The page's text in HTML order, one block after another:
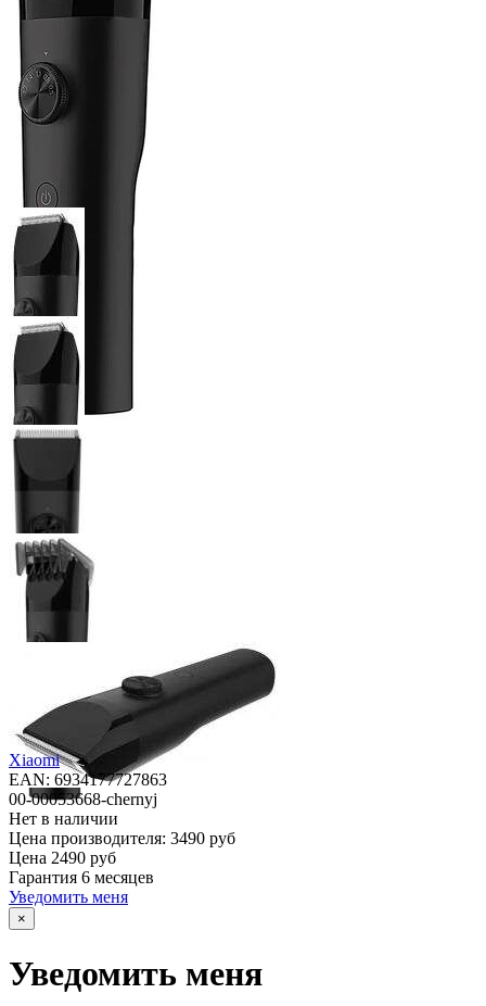
Xiaomi
EAN: 6934177727863
00-00053668-chernyj
Нет в наличии
Цена производителя: 3490 руб
Цена 2490 руб
Гарантия 6 месяцев
Уведомить меня
×
Уведомить меня